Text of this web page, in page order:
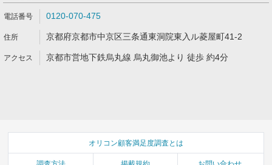
0120-070-475
京都府京都市中京区三条通東洞院東入ル菱屋町41-2
京都市営地下鉄烏丸線 烏丸御池より 徒歩 約4分
オリコン顧客満足度調査とは